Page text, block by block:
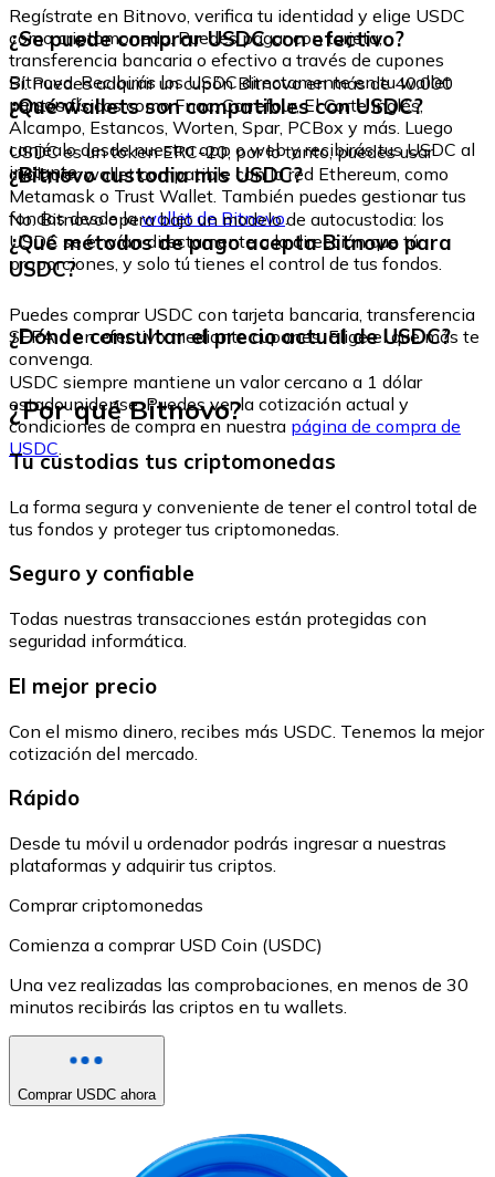
Regístrate en Bitnovo, verifica tu identidad y elige USDC
como criptomoneda. Puedes pagar con tarjeta,
transferencia bancaria o efectivo a través de cupones
Bitnovo. Recibirás los USDC directamente en tu wallet
personal.
¿Se puede comprar USDC con efectivo?
Sí. Puedes adquirir un cupón Bitnovo en más de 40.000
puntos físicos como Fnac, Carrefour, El Corte Inglés,
Alcampo, Estancos, Worten, Spar, PCBox y más. Luego
canjéalo desde nuestra app o web y recibirás tus USDC al
instante.
¿Qué wallets son compatibles con USDC?
USDC es un token ERC-20, por lo tanto, puedes usar
cualquier wallet compatible con la red Ethereum, como
Metamask o Trust Wallet. También puedes gestionar tus
fondos desde lawallet de Bitnovo.
¿Bitnovo custodia mis USDC?
No. Bitnovo opera bajo un modelo de autocustodia: los
USDC se envían directamente a la dirección que tú
proporciones, y solo tú tienes el control de tus fondos.
¿Qué métodos de pago acepta Bitnovo para
USDC?
Puedes comprar USDC con tarjeta bancaria, transferencia
SEPA o en efectivo mediante cupones. Elige el que más te
convenga.
¿Dónde consultar el precio actual de USDC?
USDC siempre mantiene un valor cercano a 1 dólar
estadounidense. Puedes ver la cotización actual y
condiciones de compra en nuestra página de compra de
USDC.
¿Por qué Bitnovo?
Tu custodias tus criptomonedas
La forma segura y conveniente de tener el control total de
tus fondos y proteger tus criptomonedas.
Seguro y confiable
Todas nuestras transacciones están protegidas con
seguridad informática.
El mejor precio
Con el mismo dinero, recibes más USDC. Tenemos la mejor
cotización del mercado.
Rápido
Desde tu móvil u ordenador podrás ingresar a nuestras
plataformas y adquirir tus criptos.
Comprar criptomonedas
Comienza a comprar USD Coin (USDC)
Una vez realizadas las comprobaciones, en menos de 30
minutos recibirás las criptos en tu wallets.
Comprar USDC ahora